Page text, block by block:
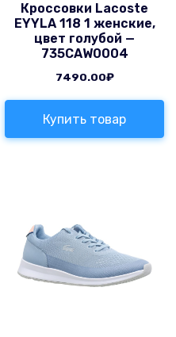
Кроссовки Lacoste
EYYLA 118 1 женские,
цвет голубой —
735CAW0004
7490.00₽
Купить товар